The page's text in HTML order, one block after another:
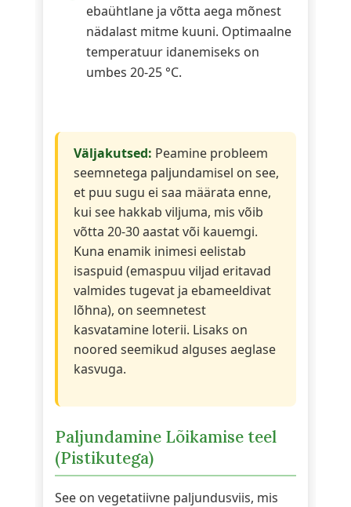
ebaühtlane ja võtta aega mõnest
nädalast mitme kuuni. Optimaalne
temperatuur idanemiseks on
umbes 20-25 °C.
Väljakutsed: Peamine probleem
seemnetega paljundamisel on see,
et puu sugu ei saa määrata enne,
kui see hakkab viljuma, mis võib
võtta 20-30 aastat või kauemgi.
Kuna enamik inimesi eelistab
isaspuid (emaspuu viljad eritavad
valmides tugevat ja ebameeldivat
lõhna), on seemnetest
kasvatamine loterii. Lisaks on
noored seemikud alguses aeglase
kasvuga.
Paljundamine Lõikamise teel
(Pistikutega)
See on vegetatiivne paljundusviis, mis